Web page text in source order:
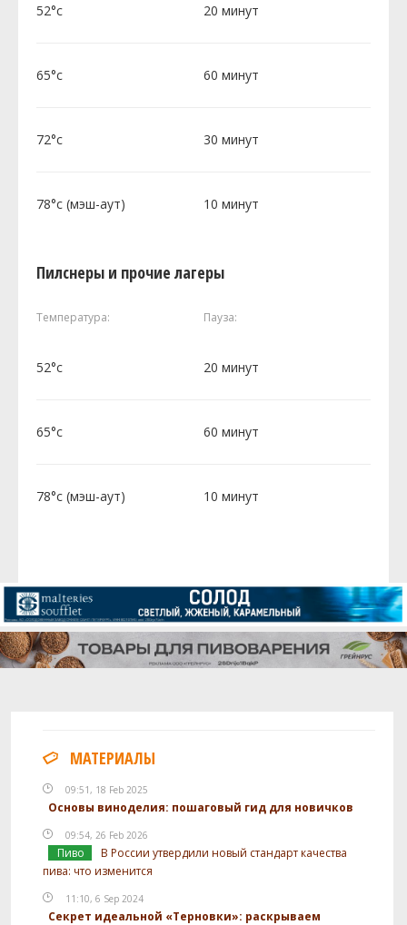
52°c 20 минут
65°c 60 минут
72°c 30 минут
78°c (мэш-аут) 10 минут
Пилснеры и прочие лагеры
Температура: Пауза:
52°c 20 минут
65°c 60 минут
78°c (мэш-аут) 10 минут
МАТЕРИАЛЫ
09:51, 18 Feb 2025
Основы виноделия: пошаговый гид для новичков
09:54, 26 Feb 2026
Пиво
В России утвердили новый стандарт качества
пива: что изменится
11:10, 6 Sep 2024
Секрет идеальной «Терновки»: раскрываем